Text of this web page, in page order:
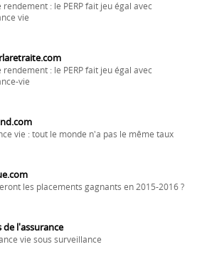
rendement : le PERP fait jeu égal avec
vie
rendement : le PERP fait jeu égal avec
vie
vie : tout le monde n'a pas le même taux
les placements gagnants en 2015-2016 ?
de l'assurance
vie sous surveillance